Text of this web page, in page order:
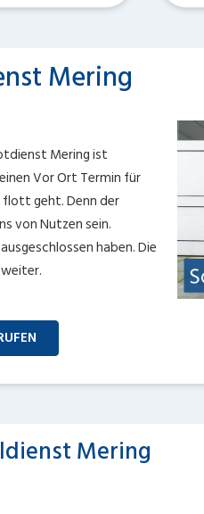
Mering
Mering ist
Vor Ort Termin für
flott geht. Denn der
von Nutzen sein.
haben. Die
Mering